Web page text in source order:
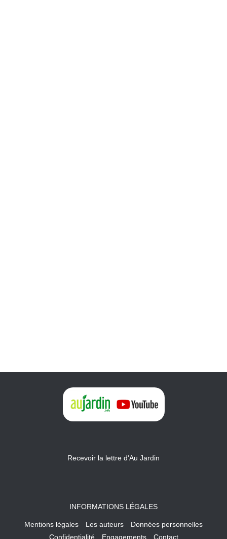
Recevoir la lettre d'Au Jardin
INFORMATIONS LÉGALES
Mentions légales Les auteurs
Données personnelles
Confidentialité
Engagements Contact